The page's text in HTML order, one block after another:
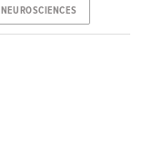
NEUROSCIENCES